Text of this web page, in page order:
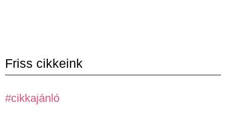
Friss cikkeink
#cikkajánló